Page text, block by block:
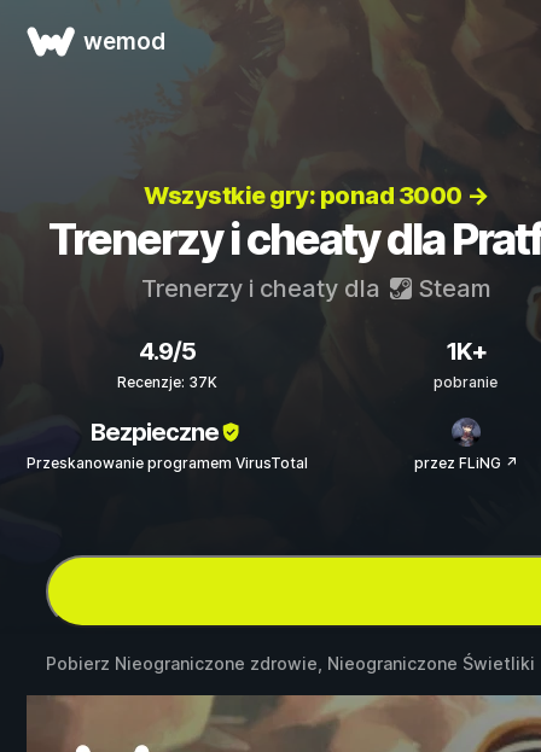
wemod
Wszystkie gry: ponad 3000 →
Trenerzy i cheaty dla
Trenerzy i cheaty dla Steam
4.9/5
Recenzje: 37K
1K+
pobranie
Bezpieczne
Przeskanowanie programem VirusTotal przez FLiNG ↗
Pobierz Nieograniczone zdrowie, Nieograniczone